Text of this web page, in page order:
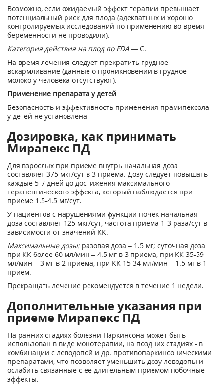
Возможно, если ожидаемый эффект терапии превышает
потенциальный риск для плода (адекватных и хорошо
контролируемых исследований по применению во время
беременности не проводили).
Категория действия на плод по FDA — C.
На время лечения следует прекратить грудное
вскармливание (данные о проникновении в грудное
молоко у человека отсутствуют).
Применение препарата у детей
Безопасность и эффективность применения прамипексола
у детей не установлена.
Дозировка, как принимать
Мирапекс ПД
Для взрослых при приеме внутрь начальная доза
составляет 375 мкг/сут в 3 приема. Дозу следует повышать
каждые 5-7 дней до достижения максимального
терапевтического эффекта, который наблюдается при
приеме 1.5-4.5 мг/сут.
У пациентов с нарушениями функции почек начальная
доза составляет 125 мкг/сут, частота приема 1-3 раза/сут в
зависимости от значений КК.
Максимальные дозы:разовая доза – 1.5 мг; суточная доза
при КК более 60 мл/мин – 4.5 мг в 3 приема, при КК 35-59
мл/мин – 3 мг в 2 приема, при КК 15-34 мл/мин – 1.5 мг в 1
прием.
Прекращать лечение рекомендуется в течение 1 недели.
Дополнительные указания при
приеме Мирапекс ПД
На ранних стадиях болезни Паркинсона может быть
использован в виде монотерапии, на поздних стадиях - в
комбинации с леводопой и др. противопаркинсоническими
препаратами, что позволяет уменьшить дозу леводопы и
ослабить связанные с ее длительным приемом побочные
эффекты.